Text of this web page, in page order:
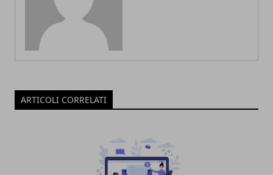
ARTICOLI CORRELATI